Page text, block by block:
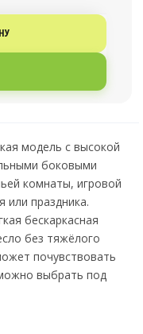
модель с высокой
боковыми
комнаты, игровой
или праздника.
бескаркасная
без тяжёлого
почувствовать
выбрать под